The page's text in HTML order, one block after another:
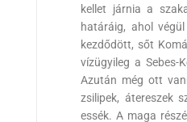
kellet járnia a
határáig, ahol
kezdődött, sőt
vízügyileg a
Azután még ott
zsilipek, átereszek
essék. A maga